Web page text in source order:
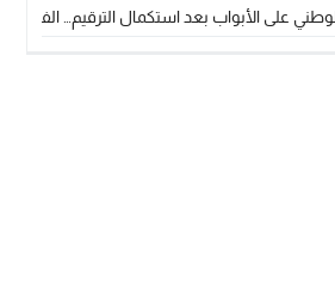
على الأبواب بعد استكمال الترقيم…